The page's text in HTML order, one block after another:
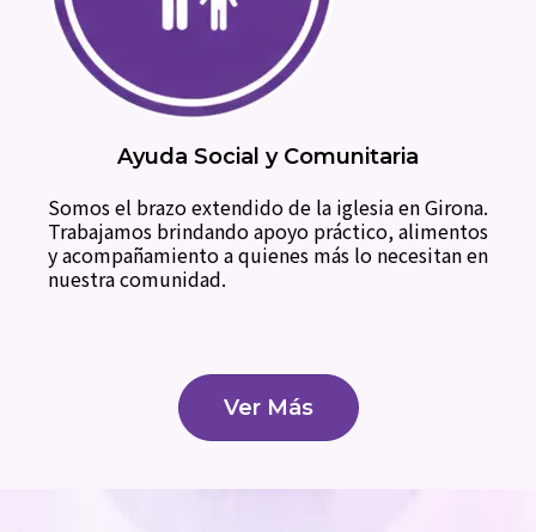
Ayuda Social y Comunitaria
Somos el brazo extendido de la iglesia en Girona.
Trabajamos brindando apoyo práctico, alimentos
y acompañamiento a quienes más lo necesitan en
nuestra comunidad.
Ver Más